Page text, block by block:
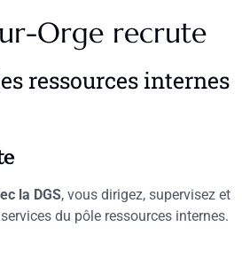
Orge recrute
ressources internes
la DGS, vous dirigez, supervisez et
du pôle ressources internes.